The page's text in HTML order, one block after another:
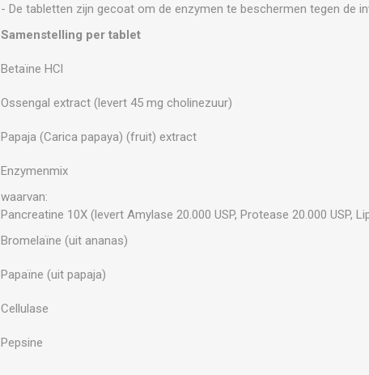
- De tabletten zijn gecoat om de enzymen te beschermen tegen de
Samenstelling per tablet
Betaïne HCl
Ossengal extract (levert 45 mg cholinezuur)
Papaja (Carica papaya) (fruit) extract
Enzymenmix
waarvan:
Pancreatine 10X (levert Amylase 20.000 USP, Protease 20.000 USP,
Bromelaïne (uit ananas)
Papaïne (uit papaja)
Cellulase
Pepsine